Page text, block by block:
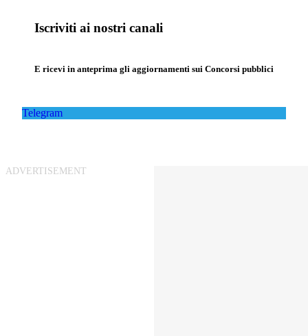
Iscriviti ai nostri canali
E ricevi in anteprima gli aggiornamenti sui Concorsi pubblici
Telegram